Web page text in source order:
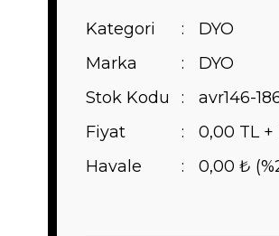
Kategori
DYO
Marka
DYO
Stok Kodu
avr146-
Fiyat
0,00 TL +
Havale
0,00 ₺